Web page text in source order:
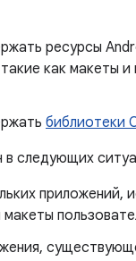
ресурсы
как макеты
библиотеки
в следующих
приложений,